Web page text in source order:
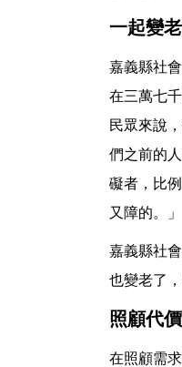
一起變
嘉義縣社
在三萬七
民眾來說
們之前的
礙者，比
又障的。」
嘉義縣社
也變老了
照顧代
在照顧需